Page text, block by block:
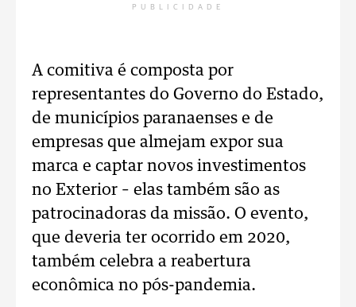
PUBLICIDADE
A comitiva é composta por
representantes do Governo do Estado,
de municípios paranaenses e de
empresas que almejam expor sua
marca e captar novos investimentos
no Exterior – elas também são as
patrocinadoras da missão. O evento,
que deveria ter ocorrido em 2020,
também celebra a reabertura
econômica no pós-pandemia.